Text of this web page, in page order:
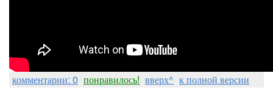
комментарии: 0 понравилось! вверх^ к полной версии